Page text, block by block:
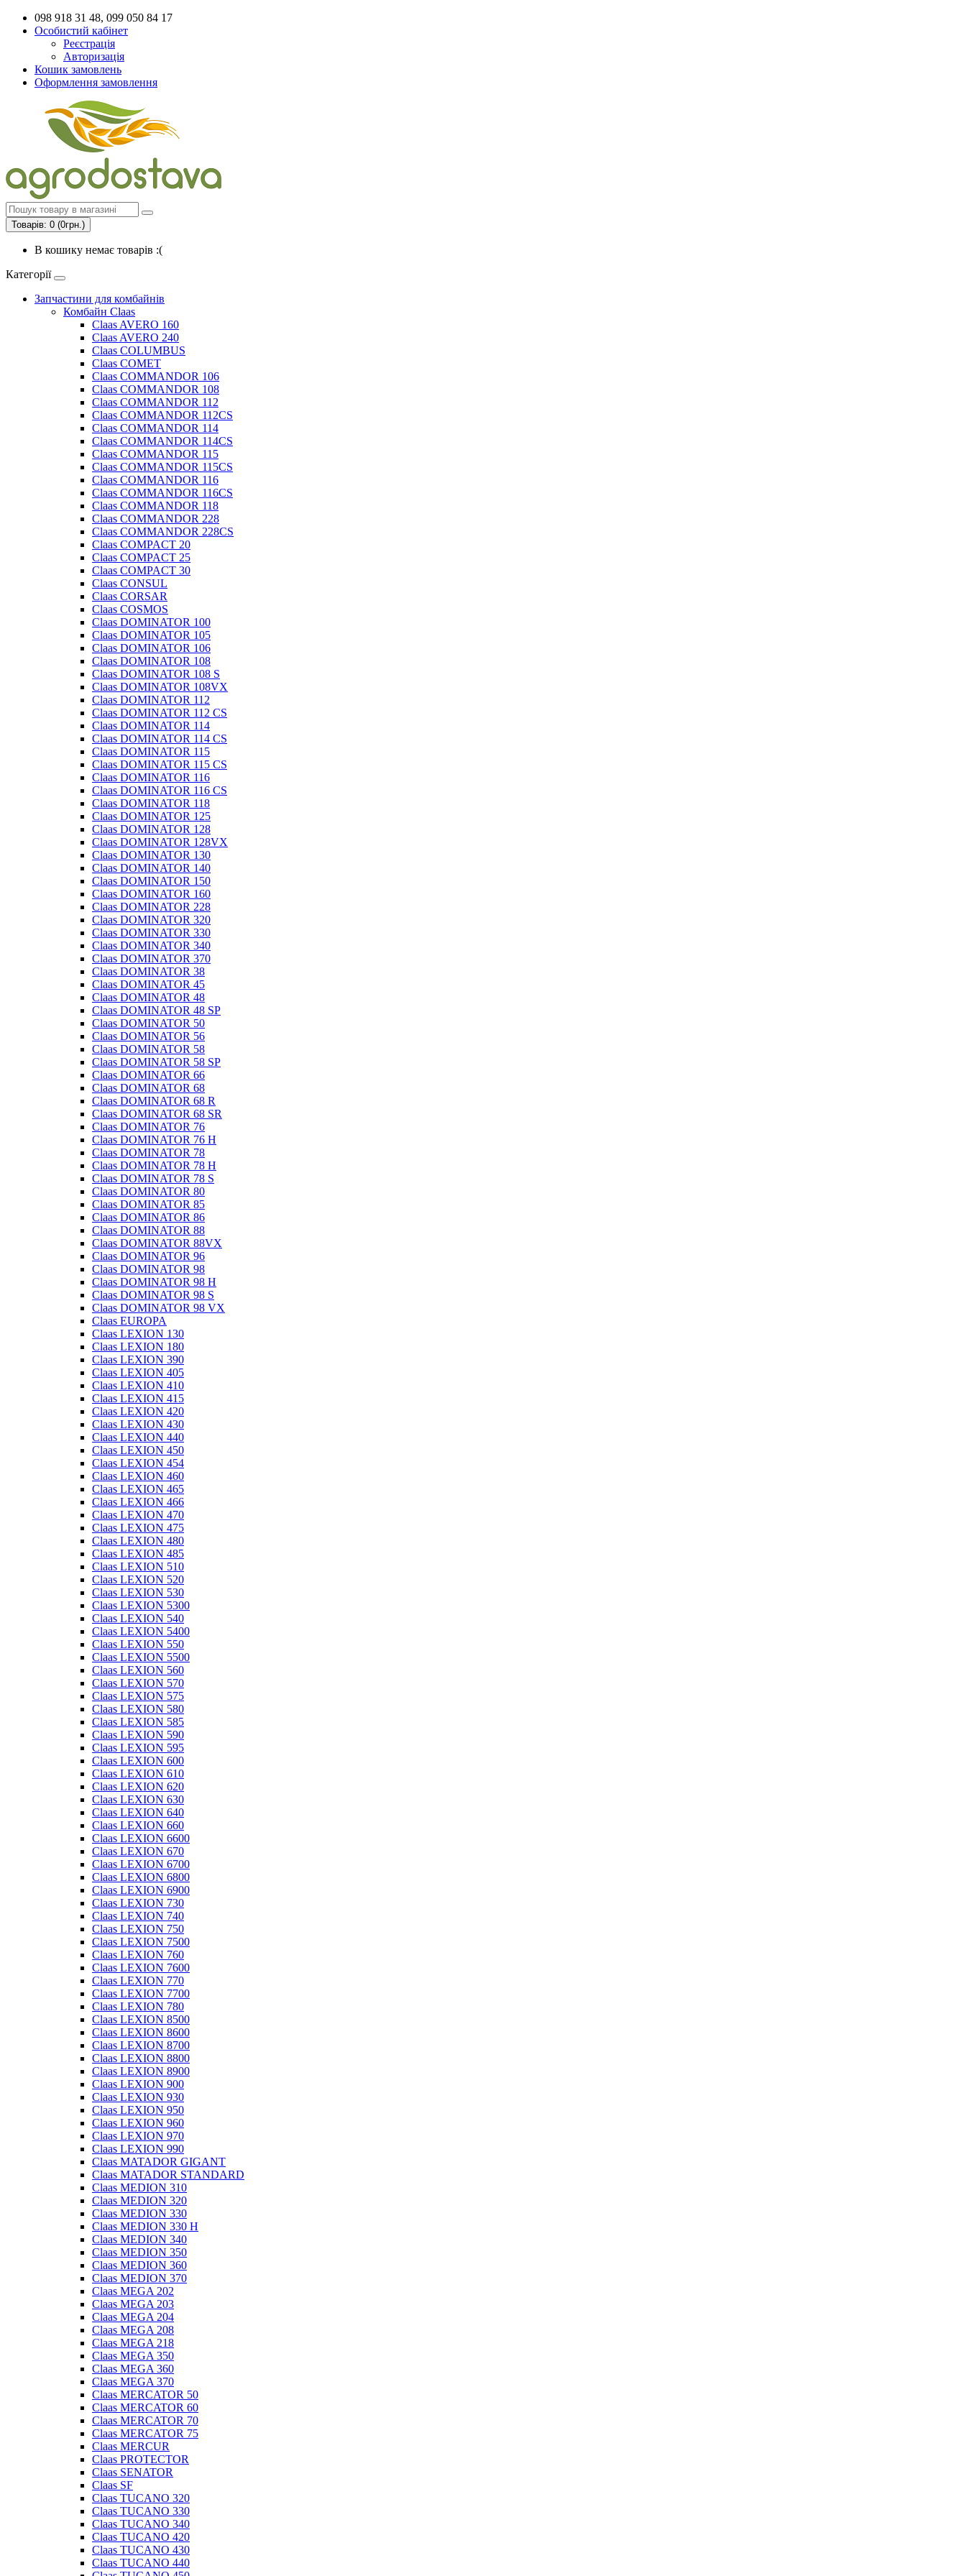
098 918 31 48, 099 050 84 17
Особистий кабінет
Реєстрація
Авторизація
Кошик замовлень
Оформлення замовлення
Товарів: 0 (0грн.)
В кошику немає товарів :(
Категорії
Запчастини для комбайнів
Комбайн Claas
Claas AVERO 160
Claas AVERO 240
Claas COLUMBUS
Claas COMET
Claas COMMANDOR 106
Claas COMMANDOR 108
Claas COMMANDOR 112
Claas COMMANDOR 112CS
Claas COMMANDOR 114
Claas COMMANDOR 114CS
Claas COMMANDOR 115
Claas COMMANDOR 115CS
Claas COMMANDOR 116
Claas COMMANDOR 116CS
Claas COMMANDOR 118
Claas COMMANDOR 228
Claas COMMANDOR 228CS
Claas COMPACT 20
Claas COMPACT 25
Claas COMPACT 30
Claas CONSUL
Claas CORSAR
Claas COSMOS
Claas DOMINATOR 100
Claas DOMINATOR 105
Claas DOMINATOR 106
Claas DOMINATOR 108
Claas DOMINATOR 108 S
Claas DOMINATOR 108VX
Claas DOMINATOR 112
Claas DOMINATOR 112 CS
Claas DOMINATOR 114
Claas DOMINATOR 114 CS
Claas DOMINATOR 115
Claas DOMINATOR 115 CS
Claas DOMINATOR 116
Claas DOMINATOR 116 CS
Claas DOMINATOR 118
Claas DOMINATOR 125
Claas DOMINATOR 128
Claas DOMINATOR 128VX
Claas DOMINATOR 130
Claas DOMINATOR 140
Claas DOMINATOR 150
Claas DOMINATOR 160
Claas DOMINATOR 228
Claas DOMINATOR 320
Claas DOMINATOR 330
Claas DOMINATOR 340
Claas DOMINATOR 370
Claas DOMINATOR 38
Claas DOMINATOR 45
Claas DOMINATOR 48
Claas DOMINATOR 48 SP
Claas DOMINATOR 50
Claas DOMINATOR 56
Claas DOMINATOR 58
Claas DOMINATOR 58 SP
Claas DOMINATOR 66
Claas DOMINATOR 68
Claas DOMINATOR 68 R
Claas DOMINATOR 68 SR
Claas DOMINATOR 76
Claas DOMINATOR 76 H
Claas DOMINATOR 78
Claas DOMINATOR 78 H
Claas DOMINATOR 78 S
Claas DOMINATOR 80
Claas DOMINATOR 85
Claas DOMINATOR 86
Claas DOMINATOR 88
Claas DOMINATOR 88VX
Claas DOMINATOR 96
Claas DOMINATOR 98
Claas DOMINATOR 98 H
Claas DOMINATOR 98 S
Claas DOMINATOR 98 VX
Claas EUROPA
Claas LEXION 130
Claas LEXION 180
Claas LEXION 390
Claas LEXION 405
Claas LEXION 410
Claas LEXION 415
Claas LEXION 420
Claas LEXION 430
Claas LEXION 440
Claas LEXION 450
Claas LEXION 454
Claas LEXION 460
Claas LEXION 465
Claas LEXION 466
Claas LEXION 470
Claas LEXION 475
Claas LEXION 480
Claas LEXION 485
Claas LEXION 510
Claas LEXION 520
Claas LEXION 530
Claas LEXION 5300
Claas LEXION 540
Claas LEXION 5400
Claas LEXION 550
Claas LEXION 5500
Claas LEXION 560
Claas LEXION 570
Claas LEXION 575
Claas LEXION 580
Claas LEXION 585
Claas LEXION 590
Claas LEXION 595
Claas LEXION 600
Claas LEXION 610
Claas LEXION 620
Claas LEXION 630
Claas LEXION 640
Claas LEXION 660
Claas LEXION 6600
Claas LEXION 670
Claas LEXION 6700
Claas LEXION 6800
Claas LEXION 6900
Claas LEXION 730
Claas LEXION 740
Claas LEXION 750
Claas LEXION 7500
Claas LEXION 760
Claas LEXION 7600
Claas LEXION 770
Claas LEXION 7700
Claas LEXION 780
Claas LEXION 8500
Claas LEXION 8600
Claas LEXION 8700
Claas LEXION 8800
Claas LEXION 8900
Claas LEXION 900
Claas LEXION 930
Claas LEXION 950
Claas LEXION 960
Claas LEXION 970
Claas LEXION 990
Claas MATADOR GIGANT
Claas MATADOR STANDARD
Claas MEDION 310
Claas MEDION 320
Claas MEDION 330
Claas MEDION 330 H
Claas MEDION 340
Claas MEDION 350
Claas MEDION 360
Claas MEDION 370
Claas MEGA 202
Claas MEGA 203
Claas MEGA 204
Claas MEGA 208
Claas MEGA 218
Claas MEGA 350
Claas MEGA 360
Claas MEGA 370
Claas MERCATOR 50
Claas MERCATOR 60
Claas MERCATOR 70
Claas MERCATOR 75
Claas MERCUR
Claas PROTECTOR
Claas SENATOR
Claas SF
Claas TUCANO 320
Claas TUCANO 330
Claas TUCANO 340
Claas TUCANO 420
Claas TUCANO 430
Claas TUCANO 440